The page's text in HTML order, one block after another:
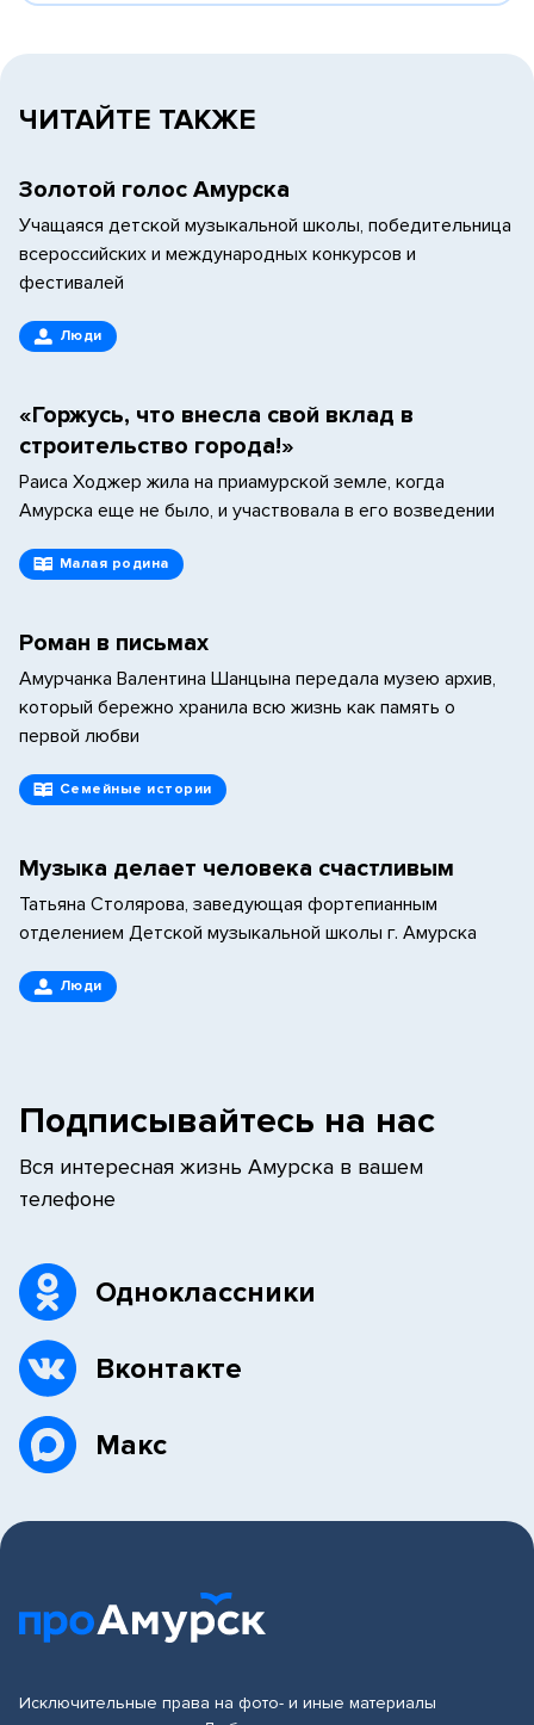
ЧИТАЙТЕ ТАКЖЕ
Золотой голос Амурска
Учащаяся детской музыкальной школы, победительница
всероссийских и международных конкурсов и
фестивалей
Люди
«Горжусь, что внесла свой вклад в
строительство города!»
Раиса Ходжер жила на приамурской земле, когда
Амурска еще не было, и участвовала в его возведении
Малая родина
Роман в письмах
Амурчанка Валентина Шанцына передала музею архив,
который бережно хранила всю жизнь как память о
первой любви
Семейные истории
Музыка делает человека счастливым
Татьяна Столярова, заведующая фортепианным
отделением Детской музыкальной школы г. Амурска
Люди
Подписывайтесь на нас
Вся интересная жизнь Амурска в вашем
телефоне
Одноклассники
Вконтакте
Макс
Исключительные права на фото- и иные материалы